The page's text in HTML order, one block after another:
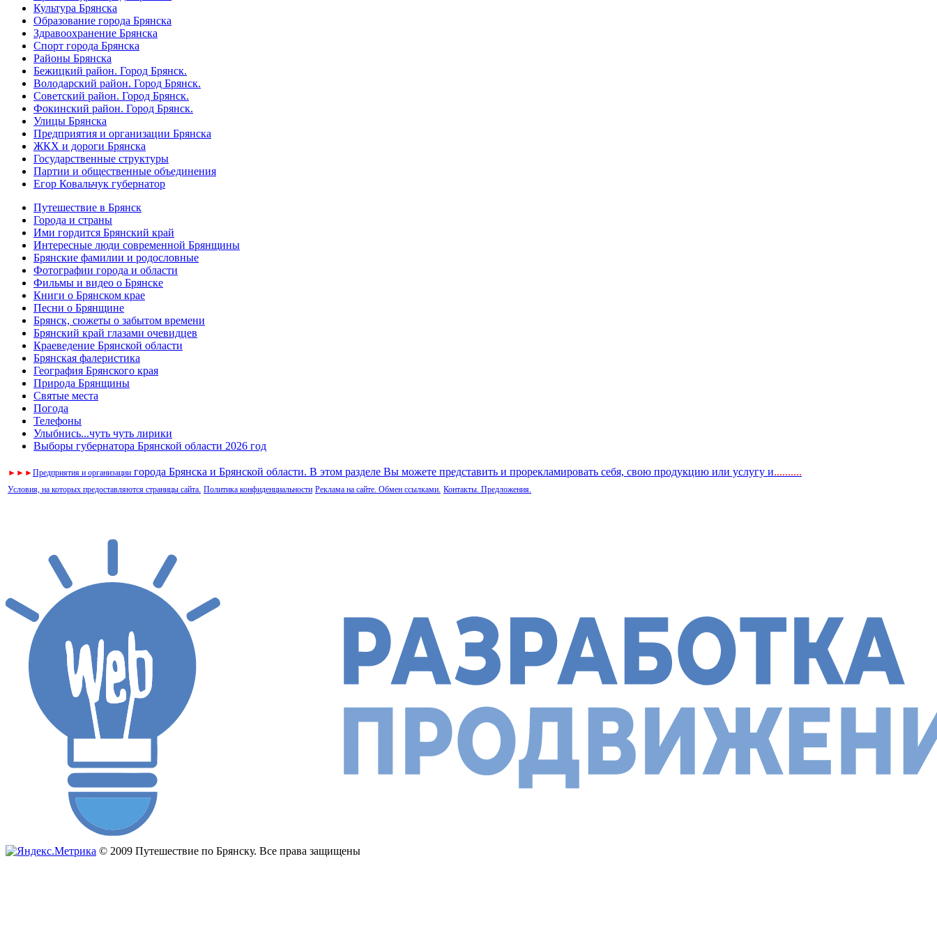
Культура Брянска
Образование города Брянска
Здравоохранение Брянска
Спорт города Брянска
Районы Брянска
Бежицкий район. Город Брянск.
Володарский район. Город Брянск.
Советский район. Город Брянск.
Фокинский район. Город Брянск.
Улицы Брянска
Предприятия и организации Брянска
ЖКХ и дороги Брянска
Государственные структуры
Партии и общественные объединения
Егор Ковальчук губернатор
Путешествие в Брянск
Города и страны
Ими гордится Брянский край
Интересные люди современной Брянщины
Брянские фамилии и родословные
Фотографии города и области
Фильмы и видео о Брянске
Книги о Брянском крае
Песни о Брянщине
Брянск, сюжеты о забытом времени
Брянский край глазами очевидцев
Краеведение Брянской области
Брянская фалеристика
География Брянского края
Природа Брянщины
Святые места
Погода
Телефоны
Улыбнись...чуть чуть лирики
Выборы губернатора Брянской области 2026 год
► ► ►Предприятия и организации города Брянска и Брянской области. В этом разделе Вы можете представить и прорекламировать себя, свою продукцию или услугу и..........
Условия, на которых предоставляются страницы сайта. Политика конфиденциальности Реклама на сайте. Обмен ссылками. Контакты. Предложения.
© 2009 Путешествие по Брянску. Все права защищены